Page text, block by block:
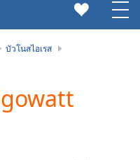
บัวโนสไอเรส